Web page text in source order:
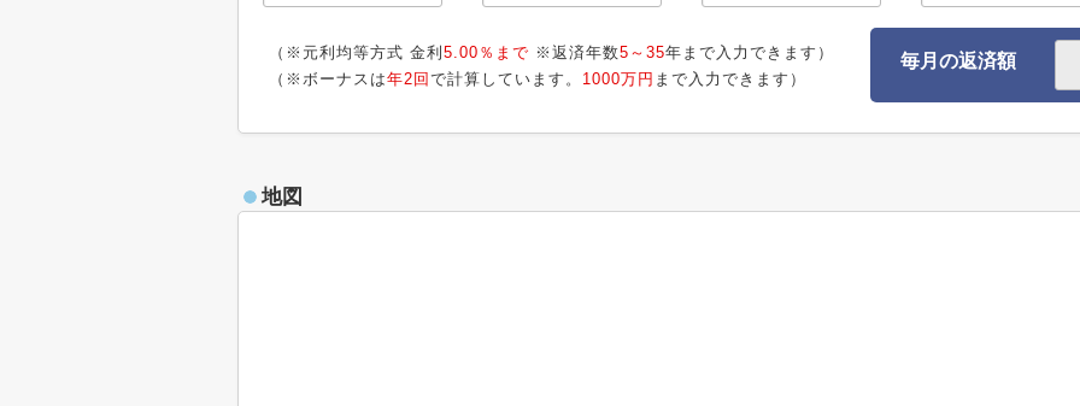
（※元利均等方式 金利 5.00％まで ※返済年数5～35年まで入力できます）
（※ボーナスは年2回 で計算しています。 1000万円 まで入力できます）
毎月の返済額
地図